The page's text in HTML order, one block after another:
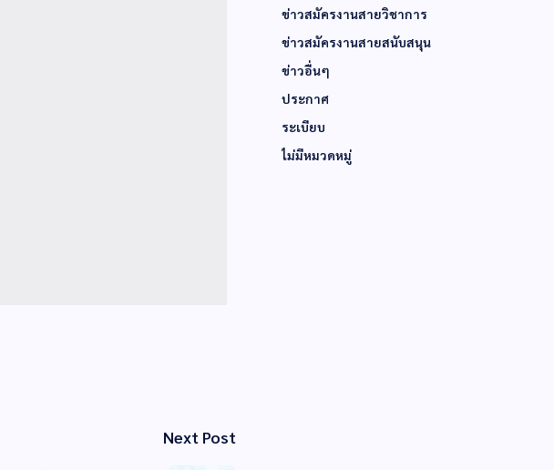
Next Post
ข่าวสมัครงานสายวิชาการ
ข่าวสมัครงานสายสนับสนุน
ข่าวอื่นๆ
ประกาศ
ระเบียบ
ไม่มีหมวดหมู่